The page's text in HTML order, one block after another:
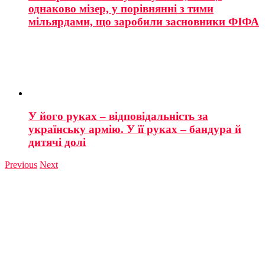
однаково мізер, у порівнянні з тими
мільярдами, що заробили засновники ФІФА
У його руках – відповідальність за
українську армію. У її руках – бандура й
дитячі долі
Previous Next